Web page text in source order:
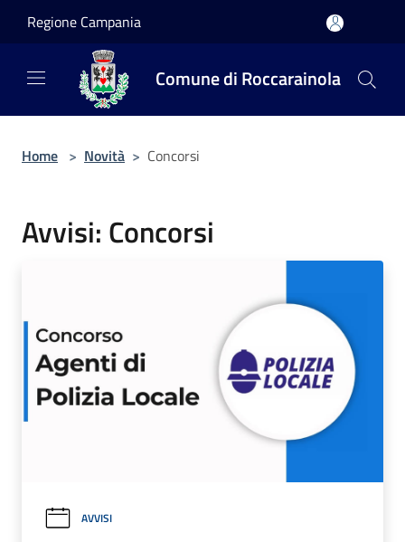
Regione Campania
Comune di Roccarainola
Home > Novità > Concorsi
Avvisi: Concorsi
AVVISI